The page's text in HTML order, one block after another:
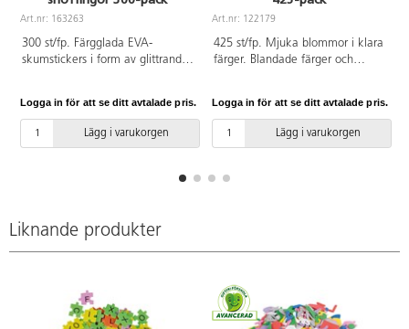
Art.nr: 163263
300 st/fp. Färgglada EVA-
skumstickers i form av glittrande
Logga in för att se ditt avtalade pris.
Lägg i varukorgen
Art.nr: 122179
425 st/fp. Mjuka blommor i klara
färger. Blandade färger och
Logga in för att se ditt avtalade pris.
Lägg i varukorgen
Liknande produkter